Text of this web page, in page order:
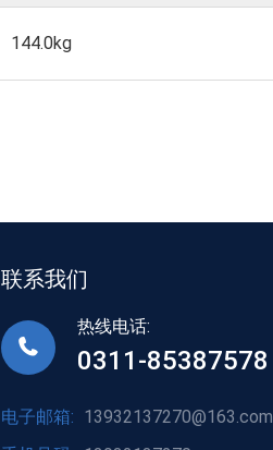
144.0kg
联系我们
热线电话:
0311-85387578
电子邮箱: 13932137270@163.com